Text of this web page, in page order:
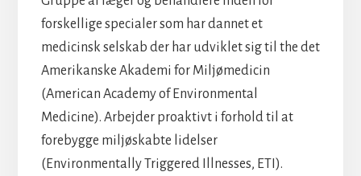
forskellige specialer som har dannet et
medicinsk selskab der har udviklet sig til the det
Amerikanske Akademi for Miljømedicin
(American Academy of Environmental
Medicine). Arbejder proaktivt i forhold til at
forebygge miljøskabte lidelser
(Environmentally Triggered Illnesses, ETI).